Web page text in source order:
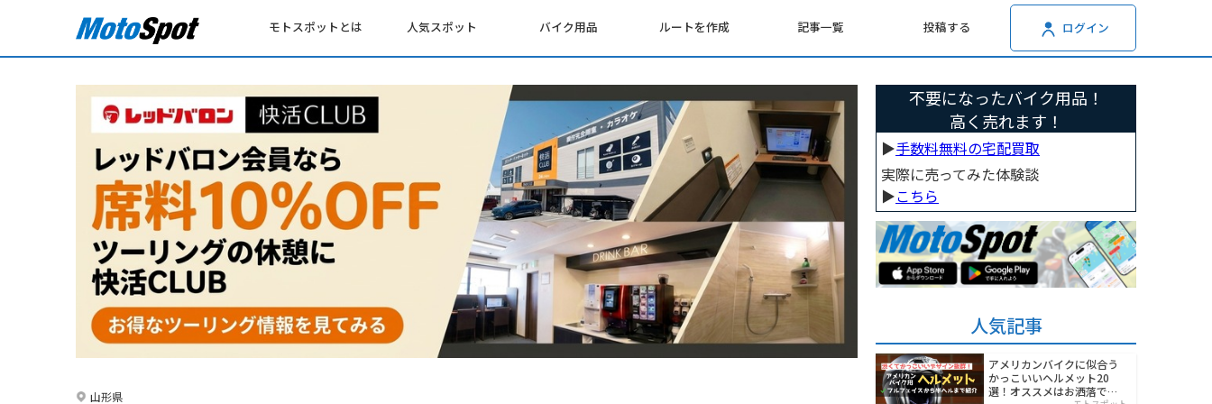
モトスポットとは 人気スポット バイク用品 ルートを作成 記事一覧 投稿する ログイン
山形県
不要になったバイク用品！
高く売れます！
▶︎手数料無料の宅配買取
実際に売ってみた体験談
▶︎こちら
人気記事
アメリカンバイクに似合う
かっこいいヘルメット20
選！オススメはお洒落でワ